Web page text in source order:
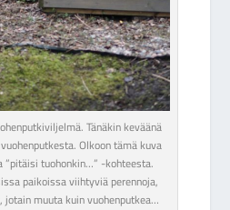
Tänäkin keväänä
Olkoon tämä kuva
tuohonkin…” -kohteesta.
paikoissa viihtyviä perennoja,
jotain muuta kuin vuohenputkea…